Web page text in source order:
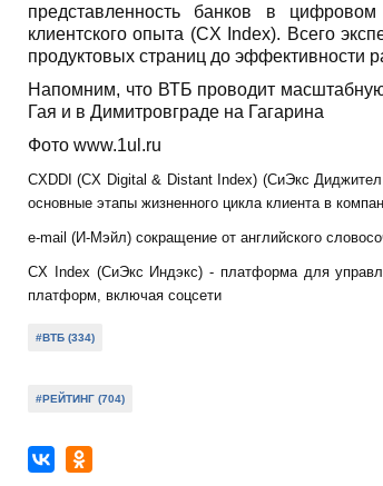
представленность банков в
клиентского опыта (CX Index). Всего
продуктовых страниц до
Напомним, что ВТБ проводит
Гая и в Димитровграде на Гагарина
Фото www.1ul.ru
CXDDI (CX Digital & Distant Index) (СиЭкс
основные этапы жизненного цикла клиента в
e-mail (И-Мэйл) сокращение от английского
CX Index (СиЭкс Индэкс) - платформа для
платформ, включая соцсети
#ВТБ (334)
#РЕЙТИНГ (704)